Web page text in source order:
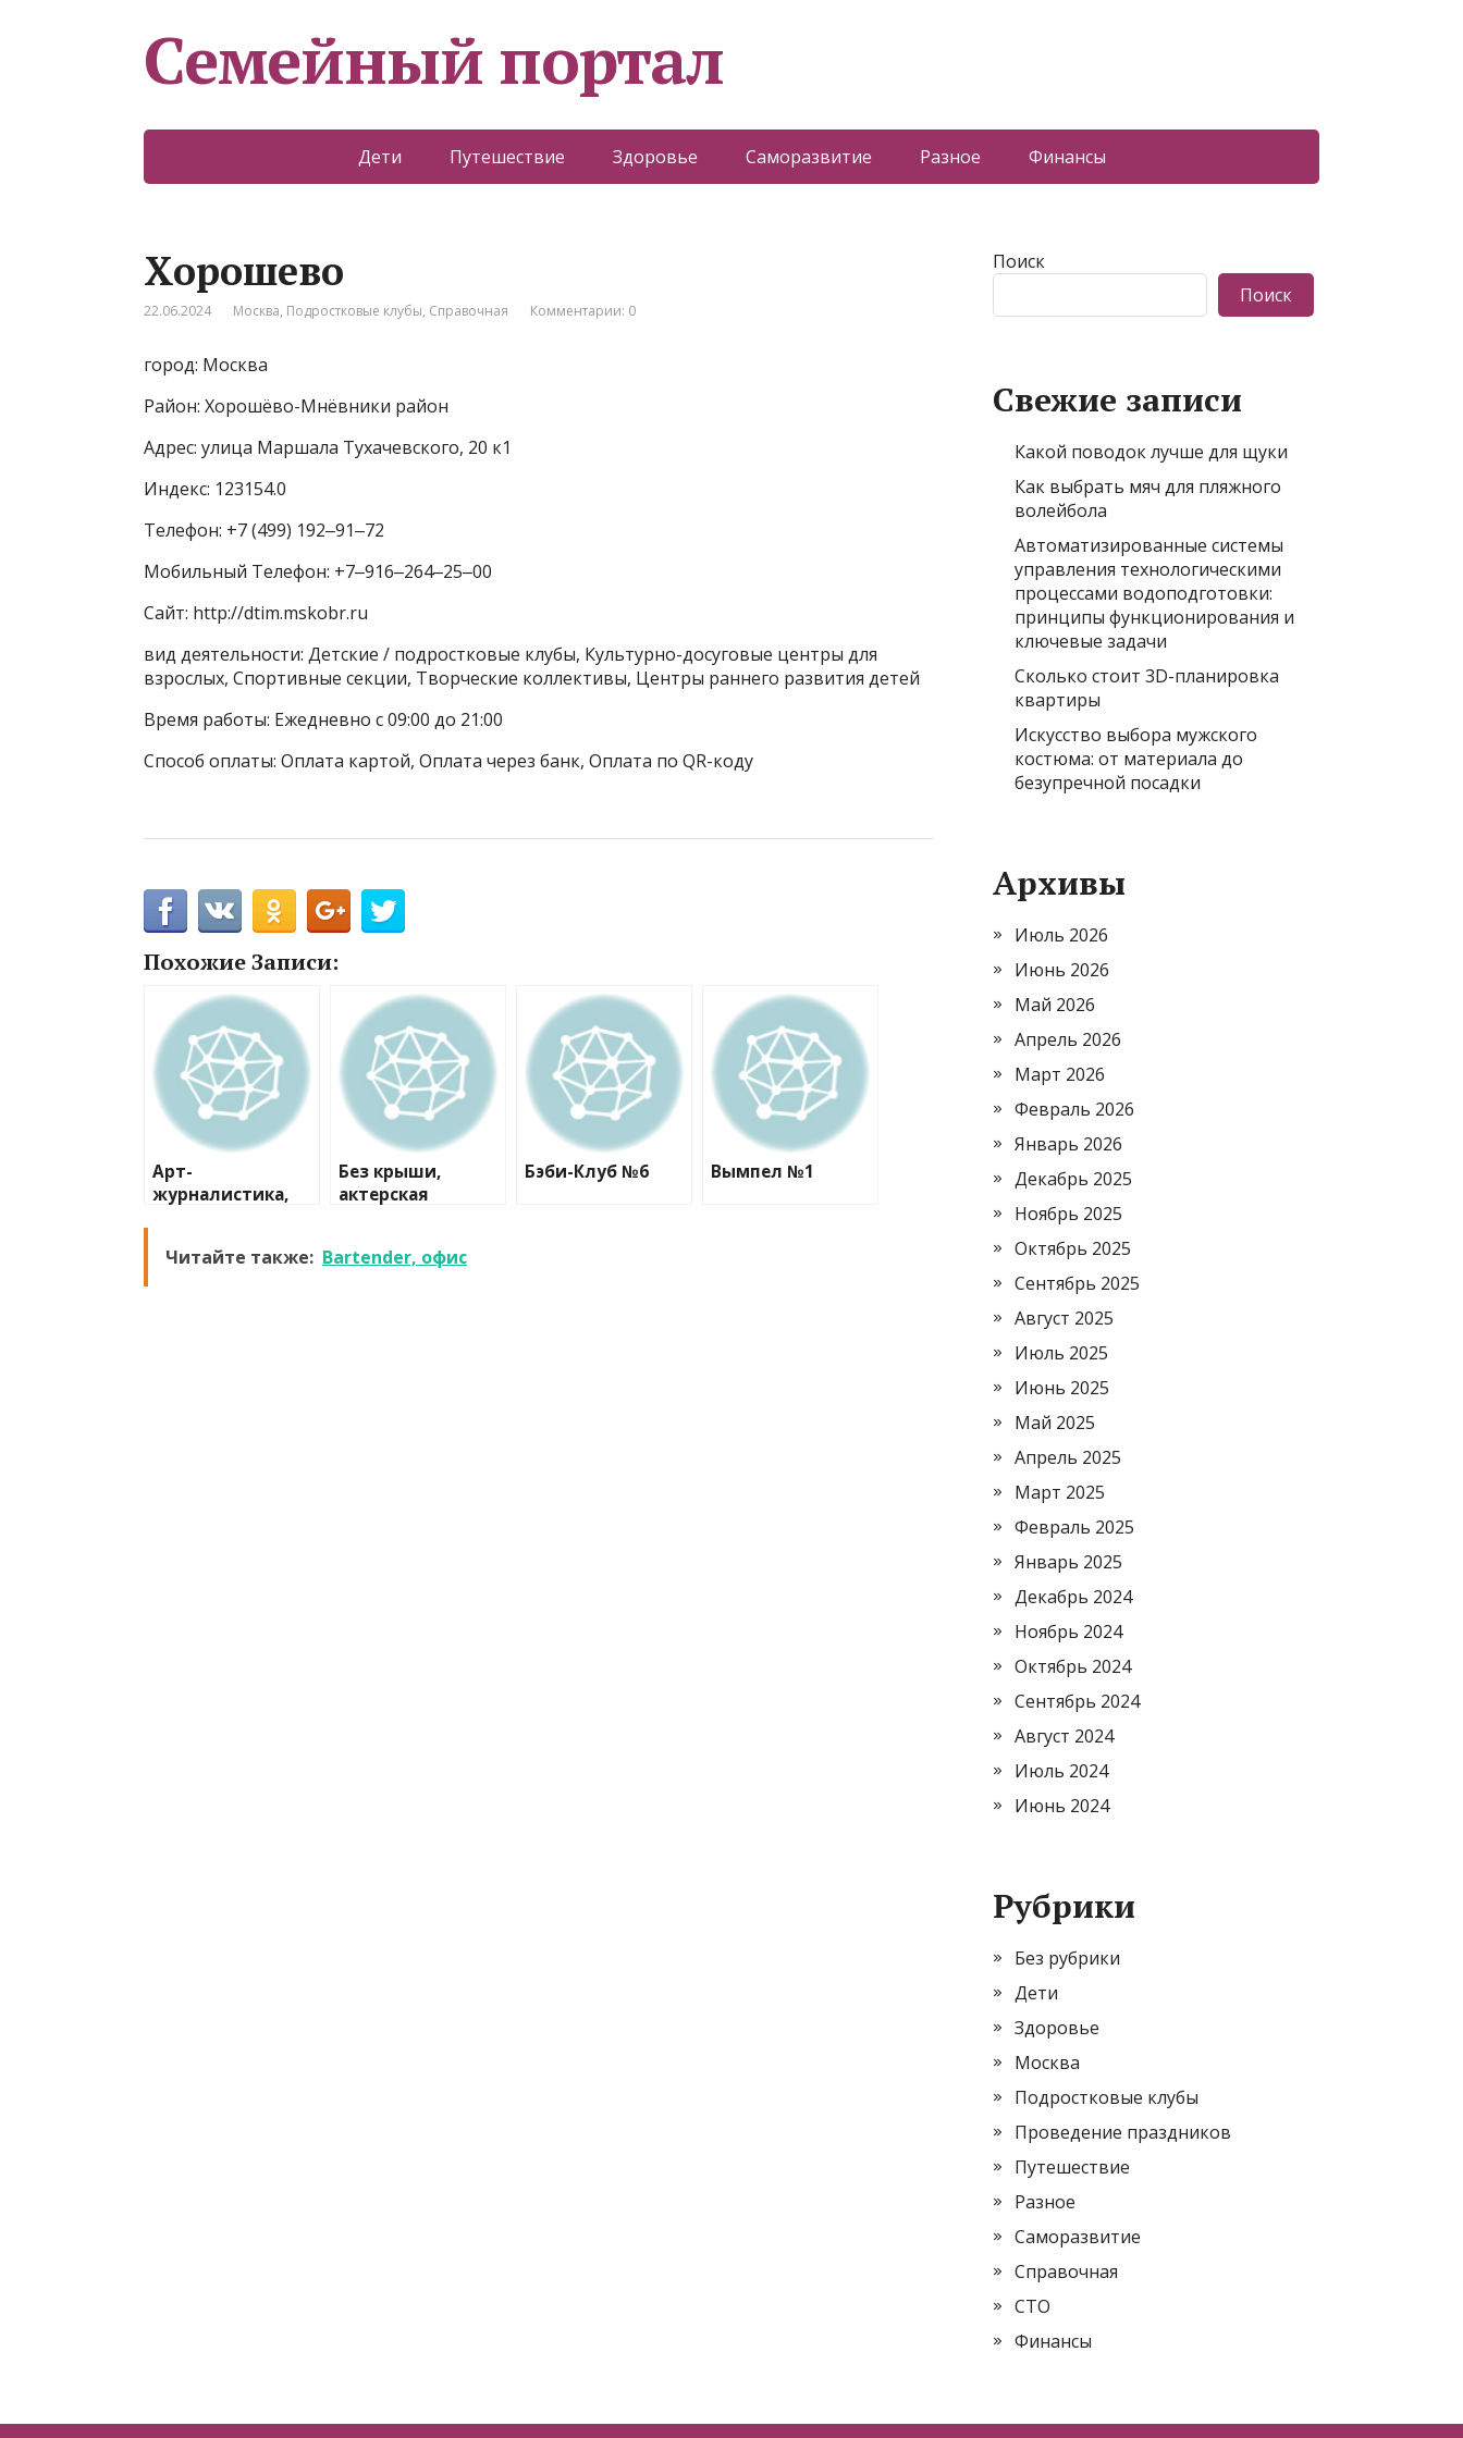
Семейный портал
Дети Путешествие Здоровье Саморазвитие Разное Финансы
Хорошево
22.06.2024 Москва, Подростковые клубы, Справочная Комментарии: 0
город: Москва
Район: Хорошёво-Мнёвники район
Адрес: улица Маршала Тухачевского, 20 к1
Индекс: 123154.0
Телефон: +7 (499) 192‒91‒72
Мобильный Телефон: +7‒916‒264‒25‒00
Сайт: http://dtim.mskobr.ru
вид деятельности: Детские / подростковые клубы, Культурно-досуговые центры для
взрослых, Спортивные секции, Творческие коллективы, Центры раннего развития детей
Время работы: Ежедневно с 09:00 до 21:00
Способ оплаты: Оплата картой, Оплата через банк, Оплата по QR-коду
Похожие Записи:
Арт-
журналистика,
Без крыши,
актерская
Бэби-Клуб №6 Вымпел №1
Читайте также: Bartender, офис
Поиск
Поиск
Свежие записи
Какой поводок лучше для щуки
Как выбрать мяч для пляжного
волейбола
Автоматизированные системы
управления технологическими
процессами водоподготовки:
принципы функционирования и
ключевые задачи
Сколько стоит 3D-планировка
квартиры
Искусство выбора мужского
костюма: от материала до
безупречной посадки
Архивы
Июль 2026
Июнь 2026
Май 2026
Апрель 2026
Март 2026
Февраль 2026
Январь 2026
Декабрь 2025
Ноябрь 2025
Октябрь 2025
Сентябрь 2025
Август 2025
Июль 2025
Июнь 2025
Май 2025
Апрель 2025
Март 2025
Февраль 2025
Январь 2025
Декабрь 2024
Ноябрь 2024
Октябрь 2024
Сентябрь 2024
Август 2024
Июль 2024
Июнь 2024
Рубрики
Без рубрики
Дети
Здоровье
Москва
Подростковые клубы
Проведение праздников
Путешествие
Разное
Саморазвитие
Справочная
СТО
Финансы